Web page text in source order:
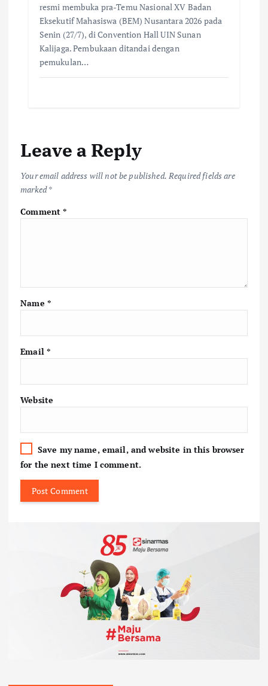
resmi membuka pra-Temu Nasional XV Badan
Eksekutif Mahasiswa (BEM) Nusantara 2026 pada
Senin (27/7), di Convention Hall UIN Sunan
Kalijaga. Pembukaan ditandai dengan
pemukulan…
Leave a Reply
Your email address will not be published. Required fields are
marked*
Comment*
Name *
Email *
Website
Save my name, email, and website in this browser
for the next time I comment.